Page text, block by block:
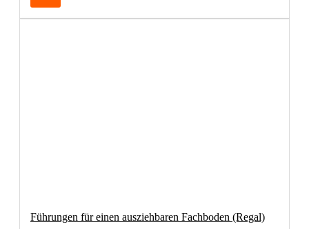
Führungen für einen ausziehbaren Fachboden (Regal)